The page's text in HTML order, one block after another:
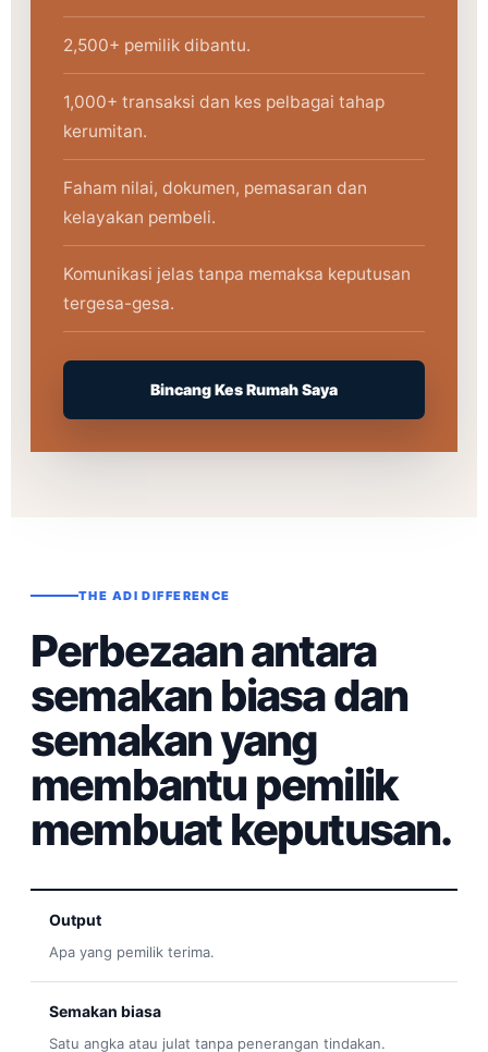
2,500+ pemilik dibantu.
1,000+ transaksi dan kes pelbagai tahap
kerumitan.
Faham nilai, dokumen, pemasaran dan
kelayakan pembeli.
Komunikasi jelas tanpa memaksa keputusan
tergesa-gesa.
Bincang Kes Rumah Saya
THE ADI DIFFERENCE
Perbezaan antara
semakan biasa dan
semakan yang
membantu pemilik
membuat keputusan.
Output
Apa yang pemilik terima.
Semakan biasa
Satu angka atau julat tanpa penerangan tindakan.